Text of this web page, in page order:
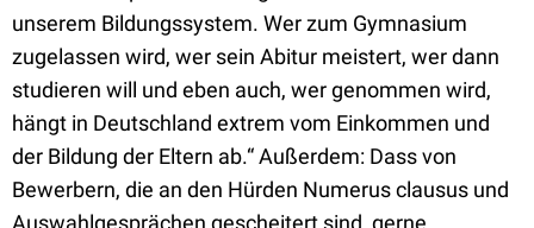
unserem Bildungssystem. Wer zum Gymnasium
zugelassen wird, wer sein Abitur meistert, wer dann
studieren will und eben auch, wer genommen wird,
hängt in Deutschland extrem vom Einkommen und
der Bildung der Eltern ab.“ Außerdem: Dass von
Bewerbern, die an den Hürden Numerus clausus und
Auswahlgesprächen gescheitert sind, gerne